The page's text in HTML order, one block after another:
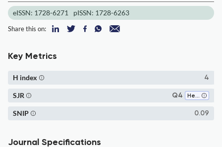
eISSN: 1728-6271 pISSN: 1728-6263
Share this on:
Key Metrics
4
H index
Q4 Hepatology
SJR
0.09
SNIP
Journal Specifications